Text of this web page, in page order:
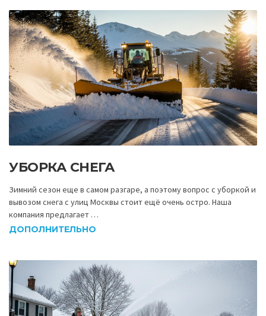
УБОРКА СНЕГА
Зимний сезон еще в самом разгаре, а поэтому вопрос с уборкой и
вывозом снега с улиц Москвы стоит ещё очень остро. Наша
компания предлагает …
ДОПОЛНИТЕЛЬНО